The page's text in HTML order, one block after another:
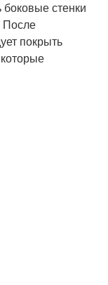
стенки
После
покрыть